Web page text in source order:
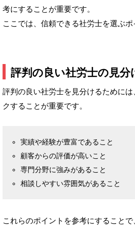
考にすることが重要です。
ここでは、信頼できる社労士を選ぶポ
評判の良い社労士の見分
評判の良い社労士を見分けるために
クすることが重要です。
実績や経験が豊富であること
顧客からの評価が高いこと
専門分野に強みがあること
相談しやすい雰囲気があること
これらのポイントを参考にすること